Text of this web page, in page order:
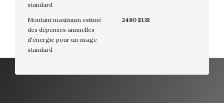
standard
Montant maximum estimé
des dépenses annuelles
d'énergie pour un usage
standard
2480 EUR